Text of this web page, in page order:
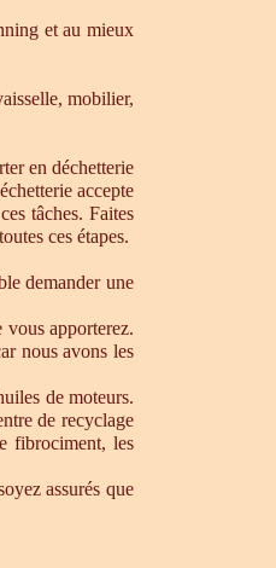
et au mieux
mobilier,
en déchetterie
accepte
tâches. Faites
ces étapes.
demander une
vous apporterez.
nous avons les
de moteurs.
de recyclage
fibrociment, les
assurés que